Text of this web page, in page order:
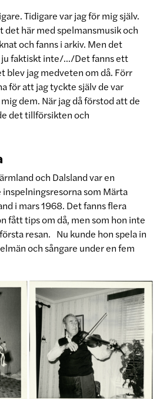
Tidigare var jag för mig själv.
det här med spelmansmusik och
och fanns i arkiv. Men det
ju faktiskt inte/…/Det fanns ett
blev jag medveten om då. Förr
för att jag tyckte själv de var
dem. När jag då förstod att de
det tillförsikten och
och Dalsland var en
som Märta
i mars 1968. Det fanns flera
fått tips om då, men som hon inte
resan. Nu kunde hon spela in
och sångare under en fem